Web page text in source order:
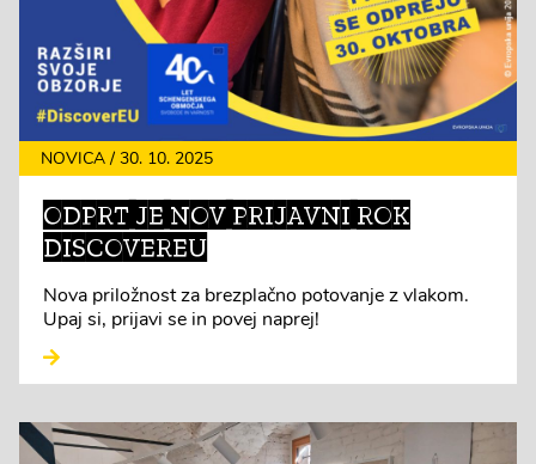
NOVICA / 30. 10. 2025
ODPRT JE NOV PRIJAVNI ROK
DISCOVEREU
Nova priložnost za brezplačno potovanje z vlakom.
Upaj si, prijavi se in povej naprej!